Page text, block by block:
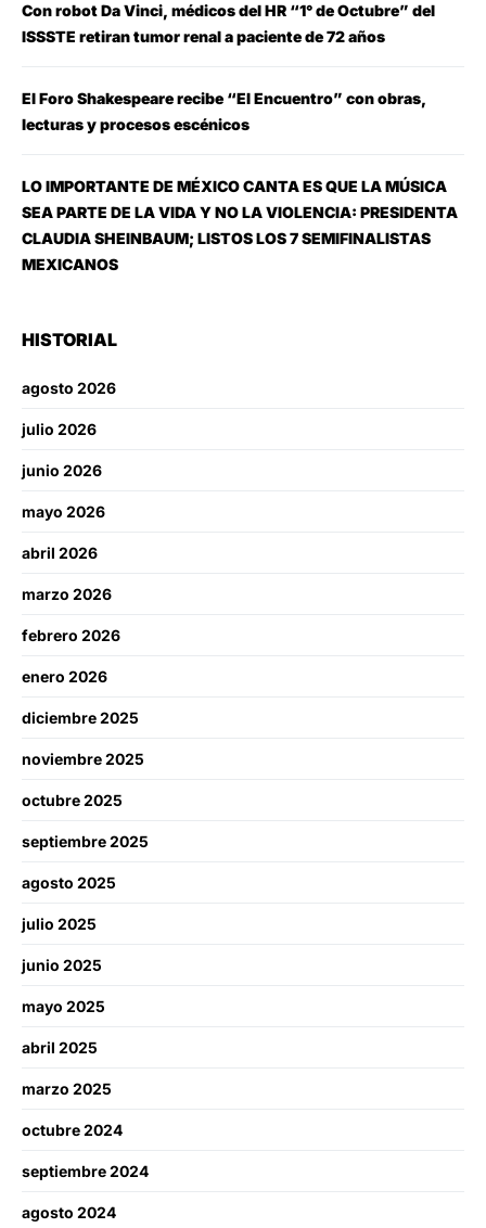
Con robot Da Vinci, médicos del HR “1° de Octubre” del
ISSSTE retiran tumor renal a paciente de 72 años
El Foro Shakespeare recibe “El Encuentro” con obras,
lecturas y procesos escénicos
LO IMPORTANTE DE MÉXICO CANTA ES QUE LA MÚSICA
SEA PARTE DE LA VIDA Y NO LA VIOLENCIA: PRESIDENTA
CLAUDIA SHEINBAUM; LISTOS LOS 7 SEMIFINALISTAS
MEXICANOS
HISTORIAL
agosto 2026
julio 2026
junio 2026
mayo 2026
abril 2026
marzo 2026
febrero 2026
enero 2026
diciembre 2025
noviembre 2025
octubre 2025
septiembre 2025
agosto 2025
julio 2025
junio 2025
mayo 2025
abril 2025
marzo 2025
octubre 2024
septiembre 2024
agosto 2024